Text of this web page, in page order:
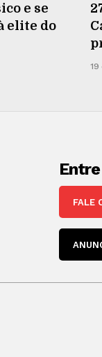
e se
elite do
19
FALE